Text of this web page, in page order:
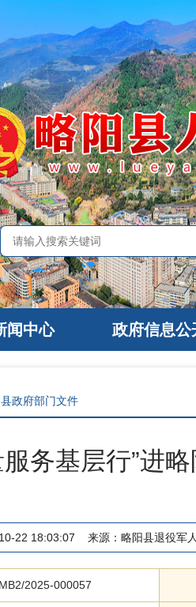
闻中心 政府信息公
县政府部门文件
服务基层行”进
22 18:03:07 来源： 略阳县退役军
2025-000057